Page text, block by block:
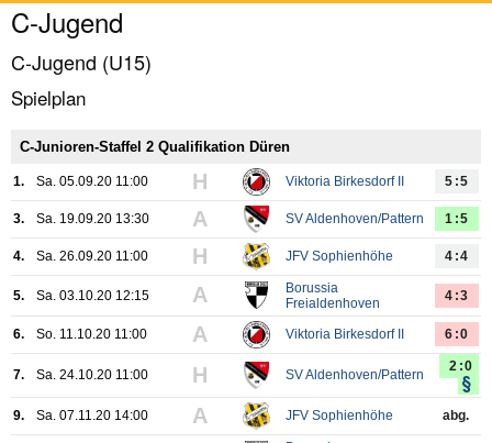
C-Jugend
C-Jugend (U15)
Spielplan